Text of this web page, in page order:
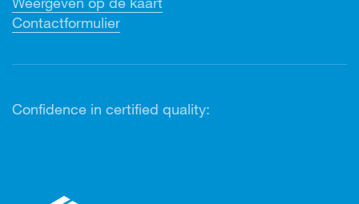
Contactformulier
Confidence in certified quality: